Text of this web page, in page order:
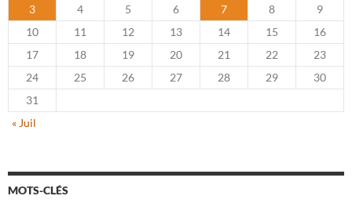
3
4 5 6 7 8
9
10
11 12 13 14 15
16
17
18 19 20 21 22
23
24
25 26 27 28 29
30
31
« Juil
MOTS-CLÉS